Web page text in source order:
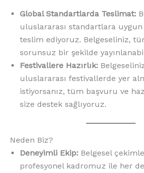
Global Standartlarda Teslimat:
uluslararası standartlara
teslim ediyoruz. Belgeseliniz,
sorunsuz bir şekilde
Festivallere Hazırlık:
uluslararası festivallerde yer
istiyorsanız, tüm başvuru ve
size destek sağlıyoruz.
Neden Biz?
Deneyimli Ekip: Belgesel
profesyonel kadromuz ile her